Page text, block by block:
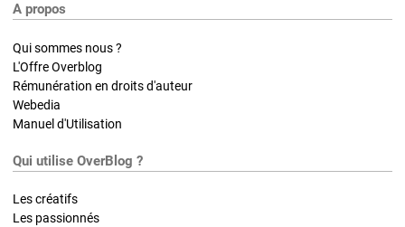
A propos
Qui sommes nous ?
L'Offre Overblog
Rémunération en droits d'auteur
Webedia
Manuel d'Utilisation
Qui utilise OverBlog ?
Les créatifs
Les passionnés